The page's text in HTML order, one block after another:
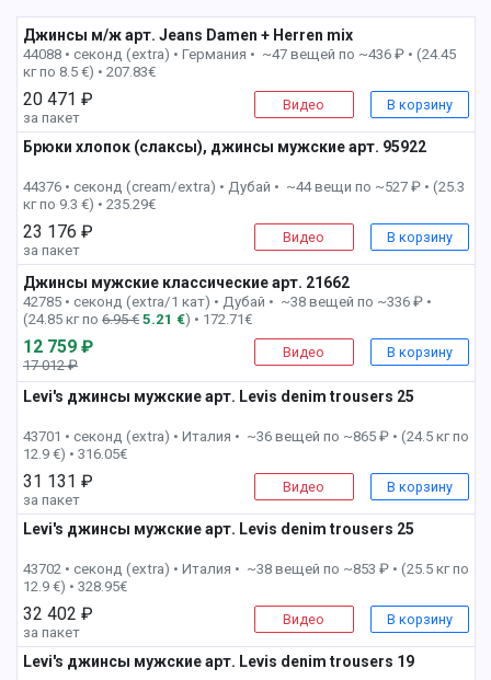
Джинсы м/ж арт. Jeans Damen + Herren mix
44088 • секонд (extra) • Германия • ~47 вещей по ~436 ₽ • (24.45
кг по 8.5 €) • 207.83€
20 471 ₽
за пакет
Видео В корзину
Брюки хлопок (слаксы), джинсы мужские арт. 95922
44376 • секонд (cream/extra) • Дубай • ~44 вещи по ~527 ₽ • (25.3
кг по 9.3 €) • 235.29€
23 176 ₽
за пакет
Видео В корзину
Джинсы мужские классические арт. 21662
42785 • секонд (extra/1 кат) • Дубай • ~38 вещей по ~336 ₽ •
(24.85 кг по 6.95 € 5.21 €) • 172.71€
12 759 ₽
17 012 ₽
Видео В корзину
Levi's джинсы мужские арт. Levis denim trousers 25
43701 • секонд (extra) • Италия • ~36 вещей по ~865 ₽ • (24.5 кг по
12.9 €) • 316.05€
31 131 ₽
за пакет
Видео В корзину
Levi's джинсы мужские арт. Levis denim trousers 25
43702 • секонд (extra) • Италия • ~38 вещей по ~853 ₽ • (25.5 кг по
12.9 €) • 328.95€
32 402 ₽
за пакет
Видео В корзину
Levi's джинсы мужские арт. Levis denim trousers 19